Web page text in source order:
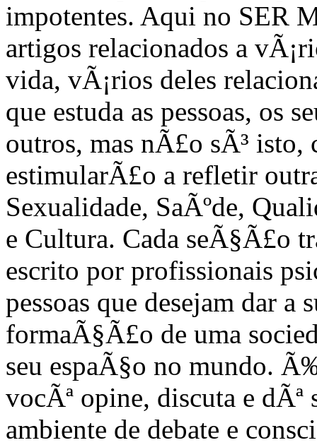
impotentes. Aqui no SER
artigos relacionados a
vida, vÃ¡rios deles
que estuda as pessoas, os
outros, mas nÃ£o sÃ³
estimularÃ£o a refletir
Sexualidade, SaÃºde,
e Cultura. Cada seÃ§Ã£o
escrito por profissionais
pessoas que desejam dar
formaÃ§Ã£o de uma
seu espaÃ§o no mundo.
vocÃª opine, discuta e
ambiente de debate e